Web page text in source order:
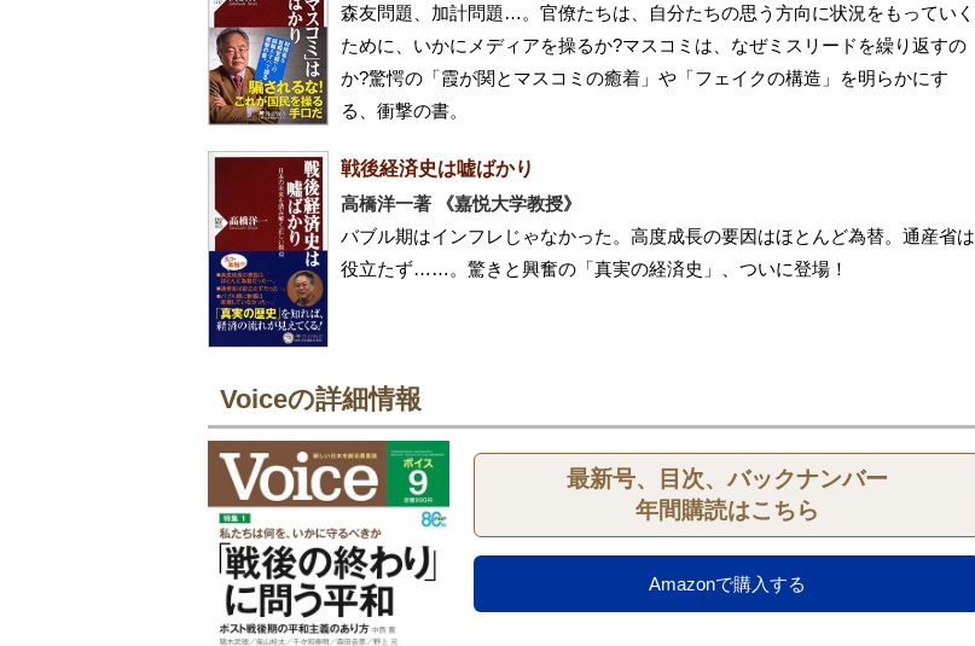
森友問題、加計問題…。官僚たちは、自分たちの思う方向に状況をもっていく
ために、いかにメディアを操るか?マスコミは、なぜミスリードを繰り返すの
か?驚愕の「霞が関とマスコミの癒着」や「フェイクの構造」を明らかにす
る、衝撃の書。
戦後経済史は嘘ばかり
高橋洋一著 《嘉悦大学教授》
バブル期はインフレじゃなかった。高度成長の要因はほとんど為替。通産省は
役立たず……。驚きと興奮の「真実の経済史」、ついに登場！
Voiceの詳細情報
最新号、目次、バックナンバー
年間購読はこちら
Amazonで購入する